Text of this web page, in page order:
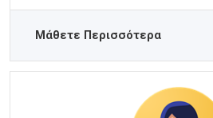
Μάθετε Περισσότερα